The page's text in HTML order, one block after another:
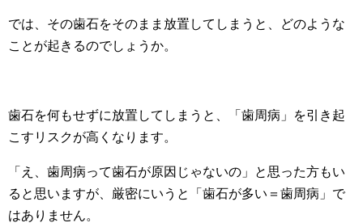
では、その歯石をそのまま放置してしまうと、どのような
ことが起きるのでしょうか。
歯石を何もせずに放置してしまうと、「歯周病」を引き起
こすリスクが高くなります。
「え、歯周病って歯石が原因じゃないの」と思った方もい
ると思いますが、厳密にいうと「歯石が多い＝歯周病」で
はありません。